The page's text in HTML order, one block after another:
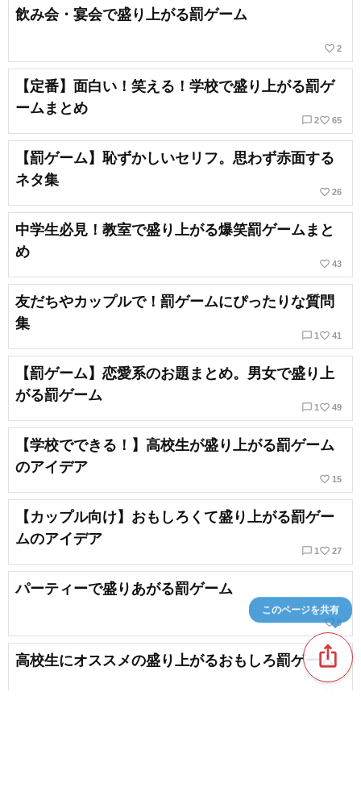
飲み会・宴会で盛り上がる罰ゲーム
favorite_border 2
【定番】面白い！笑える！学校で盛り上がる罰ゲ
ームまとめ
chat_bubble_outline 2favorite_border 65
【罰ゲーム】恥ずかしいセリフ。思わず赤面する
ネタ集
favorite_border 26
中学生必見！教室で盛り上がる爆笑罰ゲームまと
め
favorite_border 43
友だちやカップルで！罰ゲームにぴったりな質問
集
chat_bubble_outline 1 favorite_border 41
【罰ゲーム】恋愛系のお題まとめ。男女で盛り上
がる罰ゲーム
chat_bubble_outline 1 favorite_border 49
【学校でできる！】高校生が盛り上がる罰ゲーム
のアイデア
favorite_border 15
【カップル向け】おもしろくて盛り上がる罰ゲー
ムのアイデア
chat_bubble_outline 1 favorite_border 27
パーティーで盛りあがる罰ゲーム
favorite_border 9
高校生にオススメの盛り上がるおもしろ罰ゲーム
ios_share
このページを共有